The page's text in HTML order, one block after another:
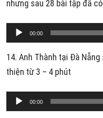
nhưng sau 28 bài tập đã
Trình
phát
âm
thanh
00:00
14. Anh Thành tại Đà
thiện từ 3 – 4 phút
Trình
phát
00:00